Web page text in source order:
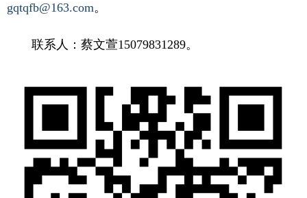
gqtqfb@163.com。
联系人：蔡文萱15079831289。